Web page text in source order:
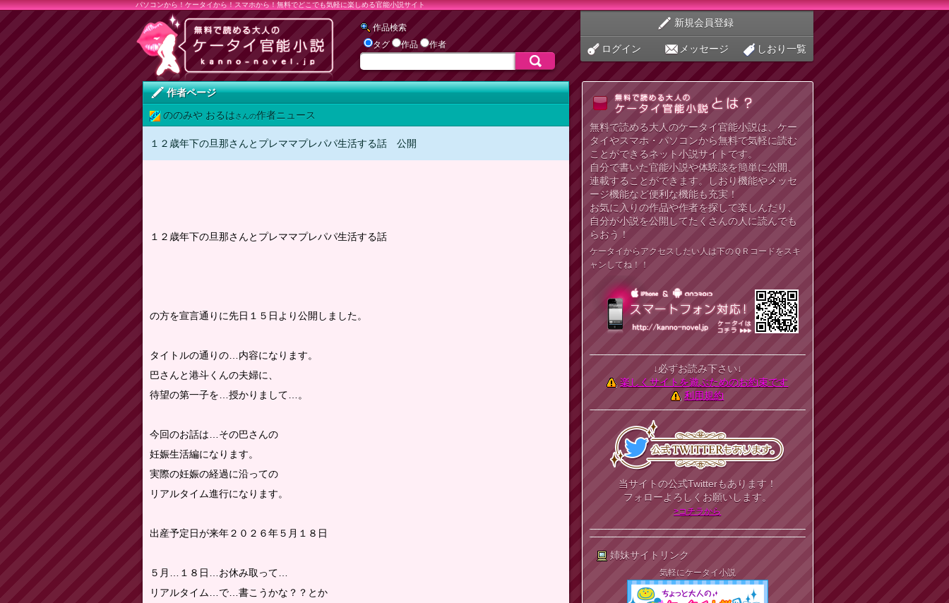
パソコンから！ケータイから！スマホから！無料でどこでも気軽に楽しめる官能小説サイト
作品検索
タグ
作品 作者
新規会員登録
ログイン メッセージ しおり一覧
作者ページ
ののみや おるはさんの作者ニュース
１２歳年下の旦那さんとプレママプレパパ生活する話 公開
１２歳年下の旦那さんとプレママプレパパ生活する話
の方を宣言通りに先日１５日より公開しました。
タイトルの通りの…内容になります。
巴さんと港斗くんの夫婦に、
待望の第一子を…授かりまして…。
今回のお話は…その巴さんの
妊娠生活編になります。
実際の妊娠の経過に沿っての
リアルタイム進行になります。
出産予定日が来年２０２６年５月１８日
５月…１８日…お休み取って…
リアルタイム…で…書こうかな？？とか
無料で読める大人のケータイ官能小説は、ケー
タイやスマホ・パソコンから無料で気軽に読む
ことができるネット小説サイトです。
自分で書いた官能小説や体験談を簡単に公開、
連載することができます。しおり機能やメッセ
ージ機能など便利な機能も充実！
お気に入りの作品や作者を探して楽しんだり、
自分が小説を公開してたくさんの人に読んでも
らおう！
ケータイからアクセスしたい人は下のＱＲコードをスキ
ャンしてね！！
↓必ずお読み下さい↓
楽しくサイトを遊ぶためのお約束です
利用規約
当サイトの公式Twitterもあります！
フォローよろしくお願いします。
>コチラから
姉妹サイトリンク
気軽にケータイ小説